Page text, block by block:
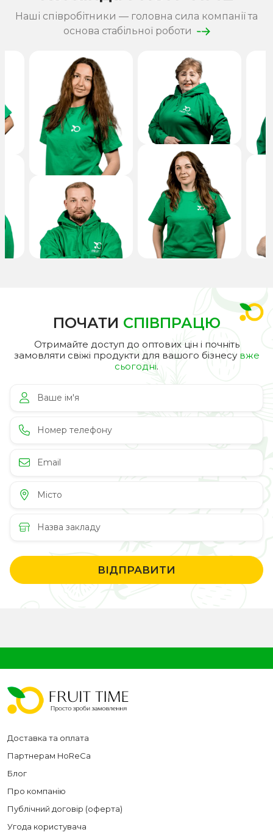
Наші співробітники — головна сила компанії та
основа стабільної роботи
ПОЧАТИ СПІВПРАЦЮ
Отримайте доступ до оптових цін і почніть
замовляти свіжі продукти для вашого бізнесу вже
сьогодні.
ВІДПРАВИТИ
Доставка та оплата
Партнерам HoReCa
Блог
Про компанію
Публічний договір (оферта)
Угода користувача